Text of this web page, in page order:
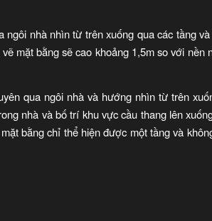
nhà nhìn từ trên xuống qua các tầng
mặt bằng sẽ cao khoảng 1,5m so với
qua ngôi nhà và hướng nhìn từ trên
nhà và bố trí khu vực cầu thang lên
bằng chỉ thể hiện được một tầng và